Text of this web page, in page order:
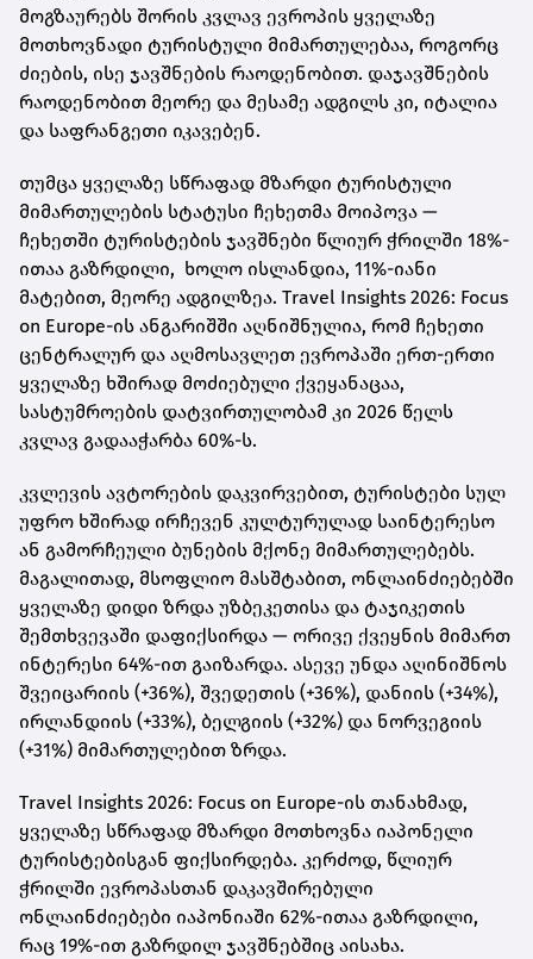
მოგზაურებს შორის კვლავ ევროპის ყველაზე
მოთხოვნადი ტურისტული მიმართულებაა, როგორც
ძიების, ისე ჯავშნების რაოდენობით. დაჯავშნების
რაოდენობით მეორე და მესამე ადგილს კი, იტალია
და საფრანგეთი იკავებენ.
თუმცა ყველაზე სწრაფად მზარდი ტურისტული
მიმართულების სტატუსი ჩეხეთმა მოიპოვა —
ჩეხეთში ტურისტების ჯავშნები წლიურ ჭრილში 18%-
ითაა გაზრდილი, ხოლო ისლანდია, 11%-იანი
მატებით, მეორე ადგილზეა. Travel Insights 2026: Focus
on Europe-ის ანგარიშში აღნიშნულია, რომ ჩეხეთი
ცენტრალურ და აღმოსავლეთ ევროპაში ერთ-ერთი
ყველაზე ხშირად მოძიებული ქვეყანაცაა,
სასტუმროების დატვირთულობამ კი 2026 წელს
კვლავ გადააჭარბა 60%-ს.
კვლევის ავტორების დაკვირვებით, ტურისტები სულ
უფრო ხშირად ირჩევენ კულტურულად საინტერესო
ან გამორჩეული ბუნების მქონე მიმართულებებს.
მაგალითად, მსოფლიო მასშტაბით, ონლაინძიებებში
ყველაზე დიდი ზრდა უზბეკეთისა და ტაჯიკეთის
შემთხვევაში დაფიქსირდა — ორივე ქვეყნის მიმართ
ინტერესი 64%-ით გაიზარდა. ასევე უნდა აღინიშნოს
შვეიცარიის (+36%), შვედეთის (+36%), დანიის (+34%),
ირლანდიის (+33%), ბელგიის (+32%) და ნორვეგიის
(+31%) მიმართულებით ზრდა.
Travel Insights 2026: Focus on Europe-ის თანახმად,
ყველაზე სწრაფად მზარდი მოთხოვნა იაპონელი
ტურისტებისგან ფიქსირდება. კერძოდ, წლიურ
ჭრილში ევროპასთან დაკავშირებული
ონლაინძიებები იაპონიაში 62%-ითაა გაზრდილი,
რაც 19%-ით გაზრდილ ჯავშნებშიც აისახა.